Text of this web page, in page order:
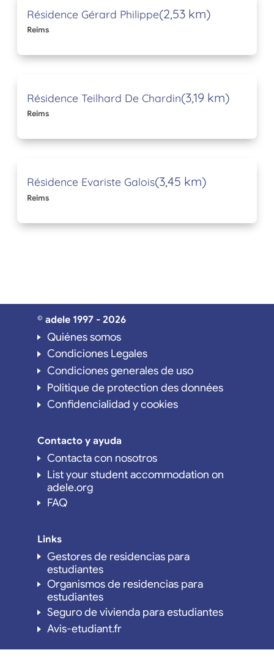
Résidence Gérard Philippe(2,53 km)
Reims
Résidence Teilhard De Chardin(3,19 km)
Reims
Résidence Evariste Galois(3,45 km)
Reims
© adele 1997 - 2026
Quiénes somos
Condiciones Legales
Condiciones generales de uso
Politique de protection des données
Confidencialidad y cookies
Contacto y ayuda
Contacta con nosotros
List your student accommodation on
adele.org
FAQ
Links
Gestores de residencias para
estudiantes
Organismos de residencias para
estudiantes
Seguro de vivienda para estudiantes
Avis-etudiant.fr